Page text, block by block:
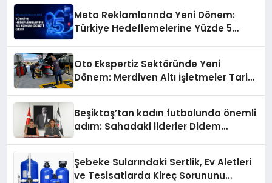
Meta Reklamlarında Yeni Dönem:
Türkiye Hedeflemelerine Yüzde 5
Oto Ekspertiz Sektöründe Yeni
Dönem: Merdiven Altı İşletmeler Tarih
Beşiktaş’tan kadın futbolunda önemli
adım: Sahadaki liderler Didem
Şebeke Sularındaki Sertlik, Ev Aletleri
ve Tesisatlarda Kireç Sorununu